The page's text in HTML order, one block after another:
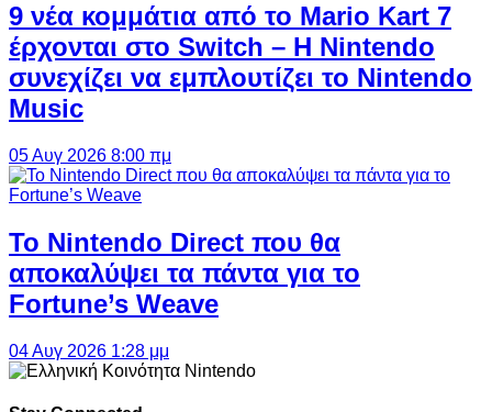
9 νέα κομμάτια από το Mario Kart 7
έρχονται στο Switch – Η Nintendo
συνεχίζει να εμπλουτίζει το Nintendo
Music
05 Αυγ 2026 8:00 πμ
Το Nintendo Direct που θα
αποκαλύψει τα πάντα για το
Fortune’s Weave
04 Αυγ 2026 1:28 μμ